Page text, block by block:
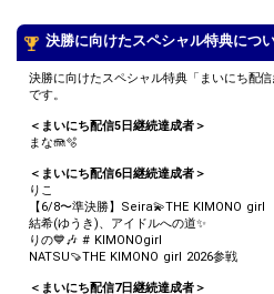
Close
決勝に向けたスペシャル特典につ
決勝に向けたスペシャル特典「まいにち配
です。
＜まいにち配信5日継続達成者＞
まな🪼🫧
＜まいにち配信6日継続達成者＞
りこ
【6/8〜準決勝】Seira💫THE KIMONO girl
結希(ゆうき)、アイドルへの道✨️
りの💙🎶 # KIMONOgirl
NATSU🍠THE KIMONO girl 2026参戦
＜まいにち配信7日継続達成者＞